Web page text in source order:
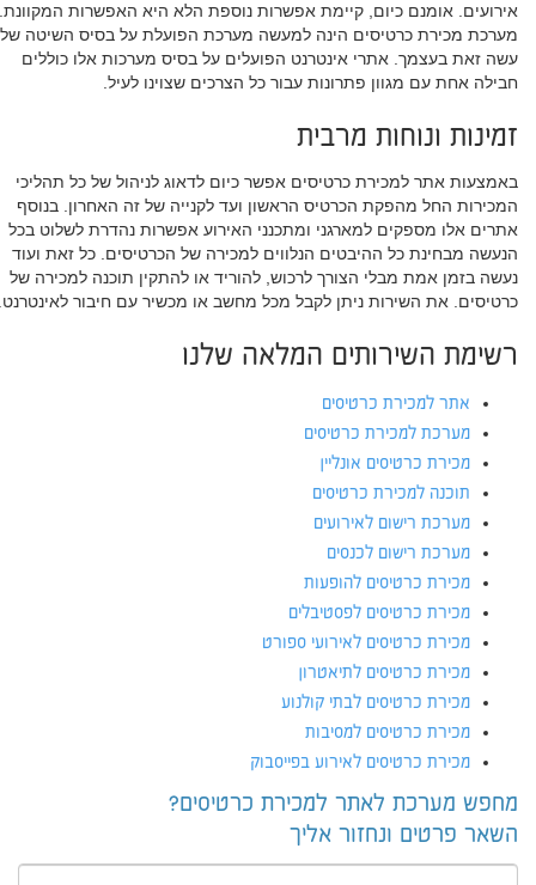
אירועים. אומנם כיום, קיימת אפשרות נוספת הלא היא האפשרות המקוונת.
מערכת מכירת כרטיסים הינה למעשה מערכת הפועלת על בסיס השיטה של
עשה זאת בעצמך. אתרי אינטרנט הפועלים על בסיס מערכות אלו כוללים
חבילה אחת עם מגוון פתרונות עבור כל הצרכים שצוינו לעיל.
זמינות ונוחות מרבית
באמצעות אתר למכירת כרטיסים אפשר כיום לדאוג לניהול של כל תהליכי
המכירות החל מהפקת הכרטיס הראשון ועד לקנייה של זה האחרון. בנוסף
אתרים אלו מספקים למארגני ומתכנני האירוע אפשרות נהדרת לשלוט בכל
הנעשה מבחינת כל ההיבטים הנלווים למכירה של הכרטיסים. כל זאת ועוד
נעשה בזמן אמת מבלי הצורך לרכוש, להוריד או להתקין תוכנה למכירה של
כרטיסים. את השירות ניתן לקבל מכל מחשב או מכשיר עם חיבור
רשימת השירותים המלאה שלנו
אתר למכירת כרטיסים
מערכת למכירת כרטיסים
מכירת כרטיסים אונליין
תוכנה למכירת כרטיסים
מערכת רישום לאירועים
מערכת רישום לכנסים
מכירת כרטיסים להופעות
מכירת כרטיסים לפסטיבלים
מכירת כרטיסים לאירועי ספורט
מכירת כרטיסים לתיאטרון
מכירת כרטיסים לבתי קולנוע
מכירת כרטיסים למסיבות
מכירת כרטיסים לאירוע בפייסבוק
מחפש מערכת לאתר למכירת כרטיסים?
השאר פרטים ונחזור אליך